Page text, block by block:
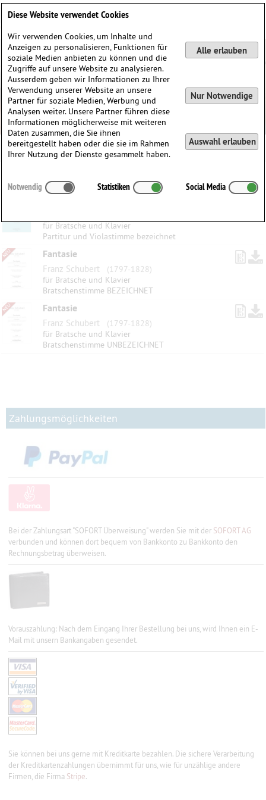
für Bratsche und Klavier
Partitur und Violastimme bezeichnet
Fantasie
Franz Schubert
(1797-1828)
für Bratsche und Klavier
Bratschenstimme BEZEICHNET
Fantasie
Franz Schubert
(1797-1828)
für Bratsche und Klavier
Bratschenstimme UNBEZEICHNET
Zahlungsmöglichkeiten
Bei der Zahlungsart "SOFORT Überweisung" werden Sie mit der SOFORT AG
verbunden und können dort bequem von Bankkonto zu Bankkonto den
Rechnungsbetrag überweisen.
Vorauszahlung: Nach dem Eingang Ihrer Bestellung bei uns, wird Ihnen ein E-
Mail mit unsern Bankangaben gesendet.
Sie können bei uns gerne mit Kreditkarte bezahlen. Die sichere Verarbeitung
der Kreditkartenzahlungen übernimmt für uns, wie für unzählige andere
Firmen, die Firma Stripe.
Diese Website verwendet Cookies
Wir verwenden Cookies, um Inhalte und
Anzeigen zu personalisieren, Funktionen für
soziale Medien anbieten zu können und die
Zugriffe auf unsere Website zu analysieren.
Ausserdem geben wir Informationen zu Ihrer
Verwendung unserer Website an unsere
Partner für soziale Medien, Werbung und
Analysen weiter. Unsere Partner führen diese
Informationen möglicherweise mit weiteren
Daten zusammen, die Sie ihnen
bereitgestellt haben oder die sie im Rahmen
Ihrer Nutzung der Dienste gesammelt haben.
Alle erlauben
Nur Notwendige
Auswahl erlauben
Notwendig Statistiken Social Media